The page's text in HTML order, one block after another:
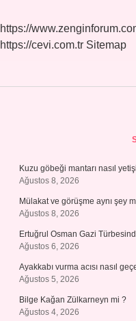
https://
https://cevi.com.tr Sitemap
Kuzu göbeği mantarı nasıl
Ağustos 8, 2026
Mülakat ve görüşme aynı şey
Ağustos 8, 2026
Ertuğrul Osman Gazi
Ağustos 6, 2026
Ayakkabı vurma acısı nasıl
Ağustos 5, 2026
Bilge Kağan Zülkarneyn mi ?
Ağustos 4, 2026